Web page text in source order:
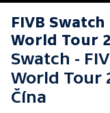
FIVB Swatch
World Tour
Swatch -
World Tour
Čína